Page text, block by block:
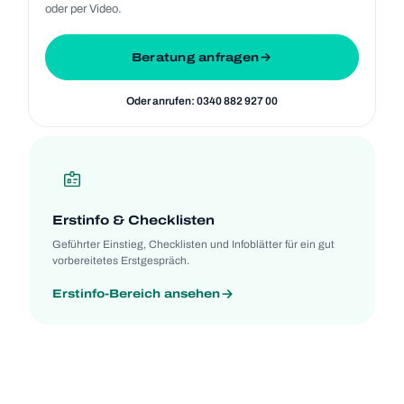
oder per Video.
Beratung anfragen
Oder anru­fen: 0340 882 927 00
Erst­info & Check­lis­ten
Geführ­ter Ein­stieg, Check­lis­ten und Info­blät­ter für ein gut
vor­be­rei­te­tes Erstgespräch.
Erst­info-Bereich anse­hen